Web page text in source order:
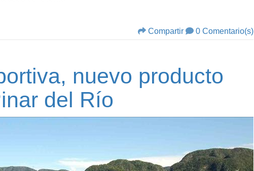
Compartir 0 Comentario(s)
nuevo producto
del Río